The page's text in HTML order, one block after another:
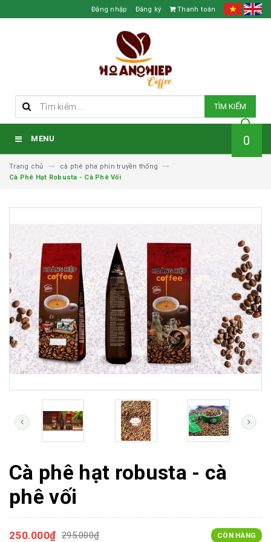
Đăng nhập Đăng ký Thanh toán
TÌM KIẾM
MENU 0
Trang chủ
cà phê pha phin truyền thống
Cà Phê Hạt Robusta - Cà Phê Vối
Cà phê hạt robusta - cà
phê vối
250.000₫ 295.000₫ CÒN HÀNG